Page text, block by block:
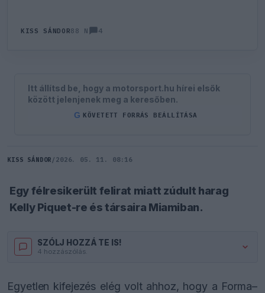
KISS SÁNDOR88 N 4
Itt állítsd be, hogy a motorsport.hu hírei elsők
között jelenjenek meg a keresőben.
G KÖVETETT FORRÁS BEÁLLÍTÁSA
KISS SÁNDOR / 2026. 05. 11. 08:16
Egy félresikerült felirat miatt zúdult harag
Kelly Piquet-re és társaira Miamiban.
SZÓLJ HOZZÁ TE IS!
4 hozzászólás.
Egyetlen kifejezés elég volt ahhoz, hogy a Forma–